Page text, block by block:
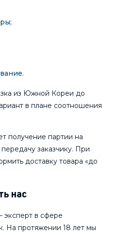
из Южной Кореи до
в плане соотношения
получение партии на
заказчику. При
доставку товара «до
нас
эксперт в сфере
На протяжении 18 лет мы